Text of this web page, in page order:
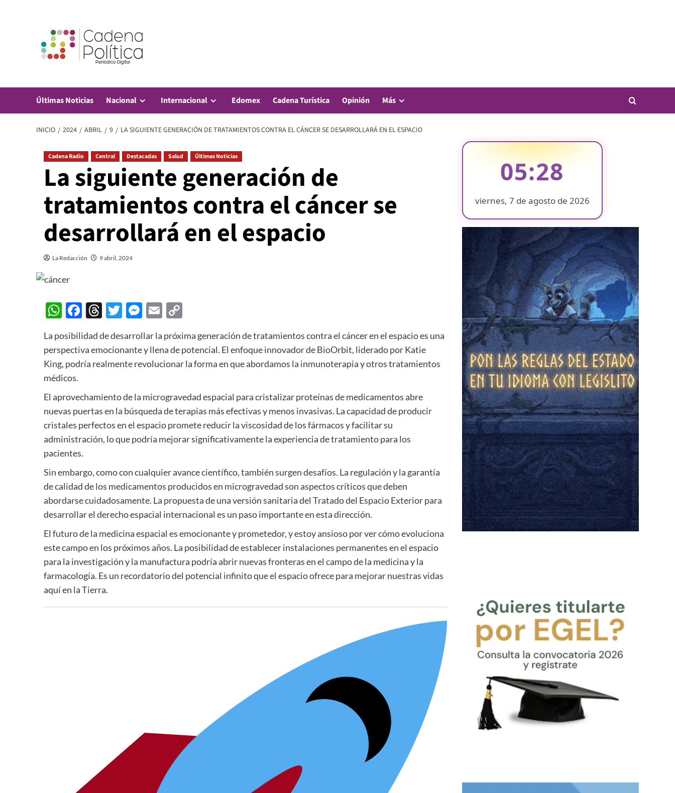
Últimas Noticias Nacional Internacional Edomex Cadena Turística Opinión Más
INICIO 2024 ABRIL 9 LA SIGUIENTE GENERACIÓN DE TRATAMIENTOS CONTRA EL CÁNCER SE DESARROLLARÁ EN EL ESPACIO
Cadena Radio Central Destacadas Salud Últimas Noticias
La siguiente generación de
tratamientos contra el cáncer se
desarrollará en el espacio
La Redacción 9 abril, 2024
WhatsApp
Facebook
Threads
Twitter
Messenger
Email
La posibilidad de desarrollar la próxima generación de tratamientos contra el cáncer en el espacio es una
perspectiva emocionante y llena de potencial. El enfoque innovador de BioOrbit, liderado por Katie
King, podría realmente revolucionar la forma en que abordamos la inmunoterapia y otros tratamientos
médicos.
El aprovechamiento de la microgravedad espacial para cristalizar proteínas de medicamentos abre
nuevas puertas en la búsqueda de terapias más efectivas y menos invasivas. La capacidad de producir
cristales perfectos en el espacio promete reducir la viscosidad de los fármacos y facilitar su
administración, lo que podría mejorar significativamente la experiencia de tratamiento para los
pacientes.
Sin embargo, como con cualquier avance científico, también surgen desafíos. La regulación y la garantía
de calidad de los medicamentos producidos en microgravedad son aspectos críticos que deben
abordarse cuidadosamente. La propuesta de una versión sanitaria del Tratado del Espacio Exterior para
desarrollar el derecho espacial internacional es un paso importante en esta dirección.
El futuro de la medicina espacial es emocionante y prometedor, y estoy ansioso por ver cómo evoluciona
este campo en los próximos años. La posibilidad de establecer instalaciones permanentes en el espacio
para la investigación y la manufactura podría abrir nuevas fronteras en el campo de la medicina y la
farmacología. Es un recordatorio del potencial infinito que el espacio ofrece para mejorar nuestras vidas
aquí en la Tierra.
05:28
viernes, 7 de agosto de 2026
❄
❄
❄
❄
❄
❄
❄ ❄
❄